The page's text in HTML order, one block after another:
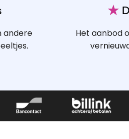
andere
★
Het aanbod